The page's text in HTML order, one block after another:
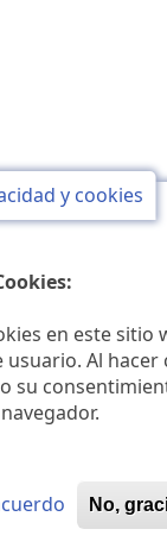
y cookies
en este sitio
usuario. Al
su
No,